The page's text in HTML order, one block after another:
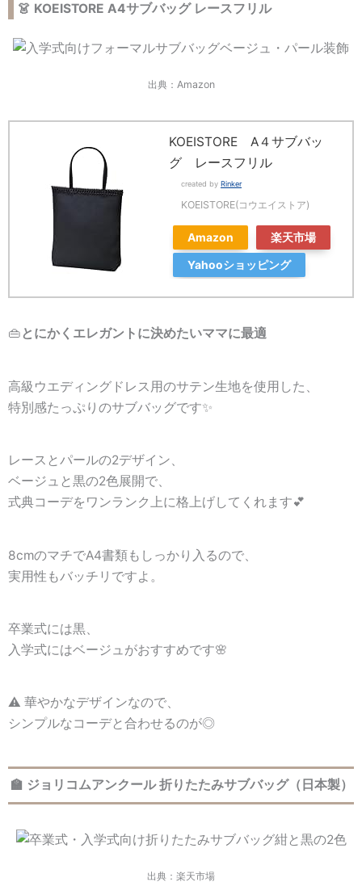
👗 KOEISTORE A4サブバッグ レースフリル
出典：Amazon
KOEISTORE A４サブバッ
グ レースフリル
created by Rinker
KOEISTORE(コウエイストア)
Amazon
楽天市場
Yahooショッピング
👜 とにかくエレガントに決めたいママに最適
高級ウエディングドレス用のサテン生地を使用した、
特別感たっぷりのサブバッグです✨
レースとパールの2デザイン、
ベージュと黒の2色展開で、
式典コーデをワンランク上に格上げしてくれます💕
8cmのマチでA4書類もしっかり入るので、
実用性もバッチリですよ。
卒業式には黒、
入学式にはベージュがおすすめです🌸
⚠️ 華やかなデザインなので、
シンプルなコーデと合わせるのが◎
🏫 ジョリコムアンクール 折りたたみサブバッグ（日本製）
出典：楽天市場